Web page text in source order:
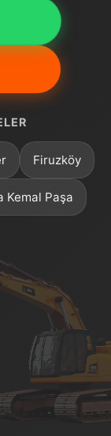
Firuzköy
Kemal Paşa